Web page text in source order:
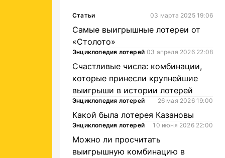
Статьи 03 марта 2025 19:06
Самые выигрышные лотереи от
«Столото»
Энциклопедия лотерей 03 апреля 2026 22:08
Счастливые числа: комбинации,
которые принесли крупнейшие
выигрыши в истории лотерей
Энциклопедия лотерей 26 мая 2026 19:00
Какой была лотерея Казановы
Энциклопедия лотерей 10 июня 2026 22:00
Можно ли просчитать
выигрышную комбинацию в